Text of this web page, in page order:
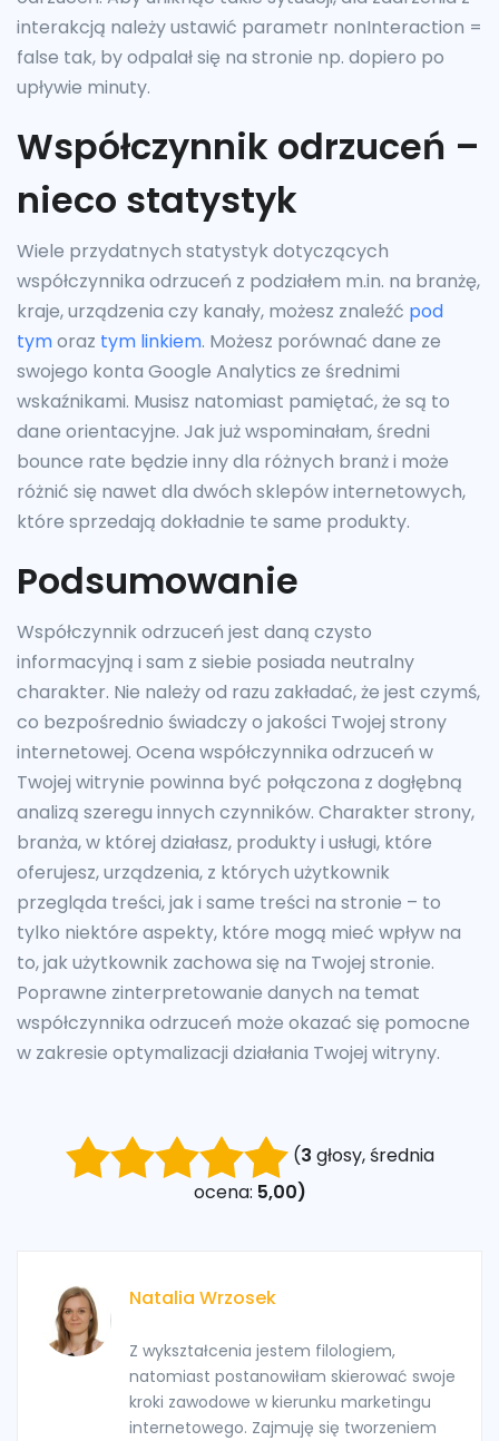
interakcją należy ustawić parametr nonInteraction =
false tak, by odpalał się na stronie np. dopiero po
upływie minuty.
Współczynnik odrzuceń –
nieco statystyk
Wiele przydatnych statystyk dotyczących
współczynnika odrzuceń z podziałem m.in. na branżę,
kraje, urządzenia czy kanały, możesz znaleźć pod
tymoraz tym linkiem. Możesz porównać dane ze
swojego konta Google Analytics ze średnimi
wskaźnikami. Musisz natomiast pamiętać, że są to
dane orientacyjne. Jak już wspominałam, średni
bounce rate będzie inny dla różnych branż i może
różnić się nawet dla dwóch sklepów internetowych,
które sprzedają dokładnie te same produkty.
Podsumowanie
Współczynnik odrzuceń jest daną czysto
informacyjną i sam z siebie posiada neutralny
charakter. Nie należy od razu zakładać, że jest czymś,
co bezpośrednio świadczy o jakości Twojej strony
internetowej. Ocena współczynnika odrzuceń w
Twojej witrynie powinna być połączona z dogłębną
analizą szeregu innych czynników. Charakter strony,
branża, w której działasz, produkty i usługi, które
oferujesz, urządzenia, z których użytkownik
przegląda treści, jak i same treści na stronie – to
tylko niektóre aspekty, które mogą mieć wpływ na
to, jak użytkownik zachowa się na Twojej stronie.
Poprawne zinterpretowanie danych na temat
współczynnika odrzuceń może okazać się pomocne
w zakresie optymalizacji działania Twojej witryny.
(3 głosy, średnia
ocena: 5,00)
Natalia Wrzosek
Z wykształcenia jestem filologiem,
natomiast postanowiłam skierować swoje
kroki zawodowe w kierunku marketingu
internetowego. Zajmuję się tworzeniem